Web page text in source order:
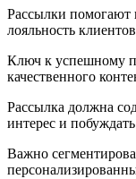
Рассылки помогают
лояльность
Ключ к успешному
качественного
Рассылка должна
интерес и
Важно